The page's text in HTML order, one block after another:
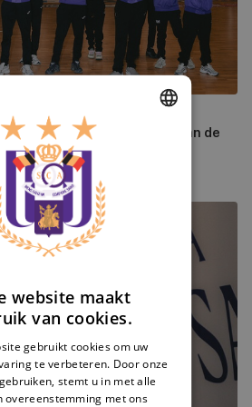
El Azzaoui aan de wieg van de
website maakt
van cookies.
gebruikt cookies om uw
te verbeteren. Door onze
stemt u in met alle
overeenstemming met ons